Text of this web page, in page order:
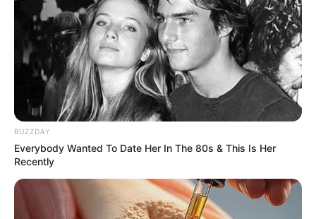
2025’s Most Impactful Celebrity Farewells
BRAINBERRIES
BUZZDAY
Everybody Wanted To Date Her In The 80s & This Is Her
Recently